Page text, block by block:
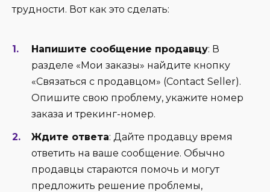
трудности. Вот как это сделать:
Напишите сообщение продавцу: В
разделе «Мои заказы» найдите кнопку
«Связаться с продавцом» (Contact Seller).
Опишите свою проблему, укажите номер
заказа и трекинг-номер.
Ждите ответа: Дайте продавцу время
ответить на ваше сообщение. Обычно
продавцы стараются помочь и могут
предложить решение проблемы,